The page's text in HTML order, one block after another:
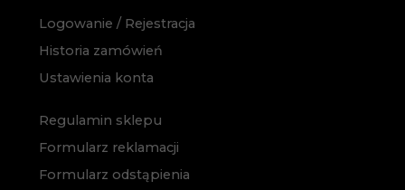
Logowanie / Rejestracja
Historia zamówień
Ustawienia konta
Regulamin sklepu
Formularz reklamacji
Formularz odstąpienia